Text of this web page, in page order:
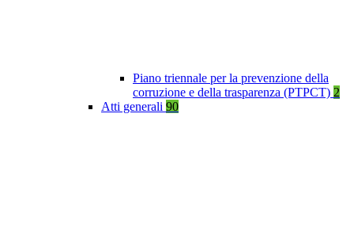
Piano triennale per la prevenzione della
corruzione e della trasparenza (PTPCT) 2
Atti generali 90